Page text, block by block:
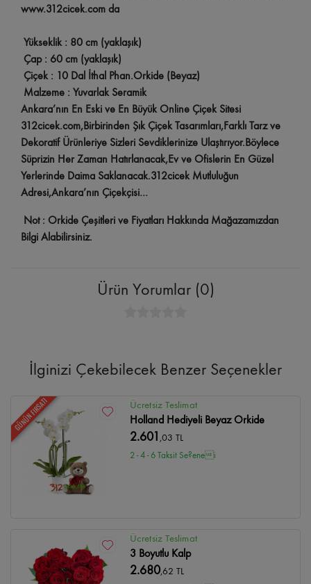
www.312cicek.com da
Yükseklik : 80 cm (yaklaşık)
Çap : 60 cm (yaklaşık)
Çiçek : 10 Dal İthal Phan.Orkide (Beyaz)
Malzeme : Yuvarlak Seramik
Ankara’nın En Eski ve En Büyük Online Çiçek Sitesi
312cicek.com,Birbirinden Şık Çiçek Tasarımları,Farklı Tarz ve
Dekoratif Ürünleriye Sizleri Sevdiklerinize Ulaştırıyor.Böylece
Süprizin Her Zaman Hatırlanacak,Ev ve Ofislerin En Güzel
Yerlerinde Daima Saklanacak.312cicek Mutluluğun
Adresi,Ankara’nın Çiçekçisi…
Not : Orkide Çeşitleri ve Fiyatları Hakkında Mağazamızdan
Bilgi Alabilirsiniz.
Ürün Yorumlar (0)
İlginizi Çekebilecek Benzer Seçenekler
GÜNÜN FIRSATI Ücretsiz Teslimat
Holland Hediyeli Beyaz Orkide
2.601 ,03 TL
2 - 4 - 6 Taksit Se?enei
Ücretsiz Teslimat
3 Boyutlu Kalp
2.680,62 TL